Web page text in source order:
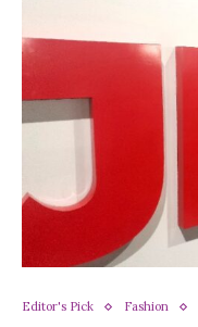
Editor's Pick Fashion